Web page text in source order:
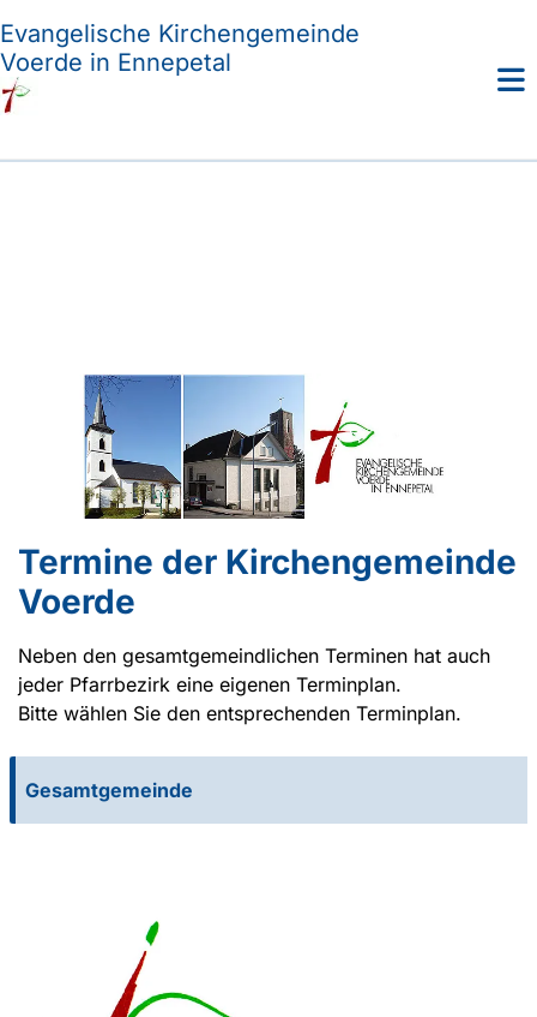
Evangelische Kirchengemeinde
Voerde in Ennepetal
Termine der Kirchengemeinde
Voerde
Neben den gesamtgemeindlichen Terminen hat auch
jeder Pfarrbezirk eine eigenen Terminplan.
Bitte wählen Sie den entsprechenden Terminplan.
Gesamtgemeinde